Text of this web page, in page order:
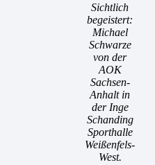
Sichtlich
begeistert:
Michael
Schwarze
von der
AOK
Sachsen-
Anhalt in
der Inge
Schanding
Sporthalle
Weißenfels-
West.